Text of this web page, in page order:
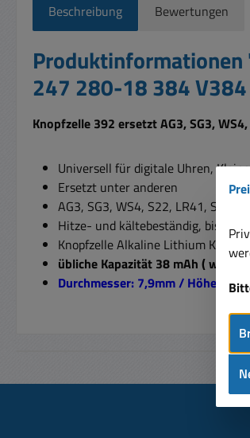
Beschreibung Bewertungen
Produktinformationen
247 280-18 384
Knopfzelle 392 ersetzt AG3, SG3,
Universell für digitale Uhren,
Ersetzt unter anderen
AG3, SG3, WS4, S22, LR41,
Hitze- und kältebeständig, bis zu
Knopfzelle Alkaline Lithium
übliche Kapazität 38 mAh (
Durchmesser: 7,9mm / Höhe: